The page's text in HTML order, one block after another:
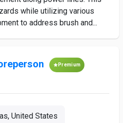
while utilizing various
to address brush and...
Premium
United States